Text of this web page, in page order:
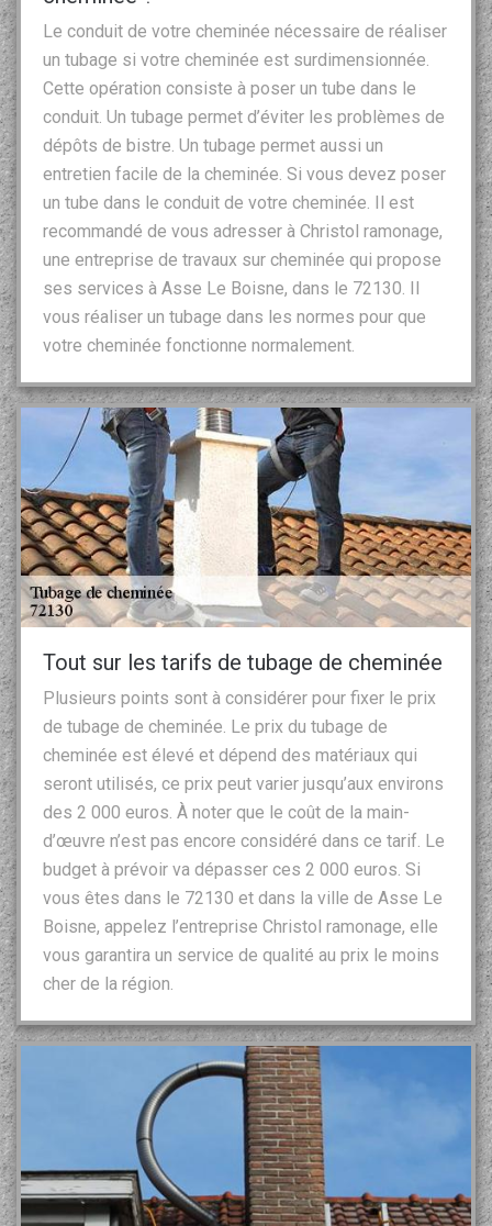
Le conduit de votre cheminée nécessaire de réaliser
un tubage si votre cheminée est surdimensionnée.
Cette opération consiste à poser un tube dans le
conduit. Un tubage permet d’éviter les problèmes de
dépôts de bistre. Un tubage permet aussi un
entretien facile de la cheminée. Si vous devez poser
un tube dans le conduit de votre cheminée. Il est
recommandé de vous adresser à Christol ramonage,
une entreprise de travaux sur cheminée qui propose
ses services à Asse Le Boisne, dans le 72130. Il
vous réaliser un tubage dans les normes pour que
votre cheminée fonctionne normalement.
Tout sur les tarifs de tubage de cheminée
Plusieurs points sont à considérer pour fixer le prix
de tubage de cheminée. Le prix du tubage de
cheminée est élevé et dépend des matériaux qui
seront utilisés, ce prix peut varier jusqu’aux environs
des 2 000 euros. À noter que le coût de la main-
d’œuvre n’est pas encore considéré dans ce tarif. Le
budget à prévoir va dépasser ces 2 000 euros. Si
vous êtes dans le 72130 et dans la ville de Asse Le
Boisne, appelez l’entreprise Christol ramonage, elle
vous garantira un service de qualité au prix le moins
cher de la région.